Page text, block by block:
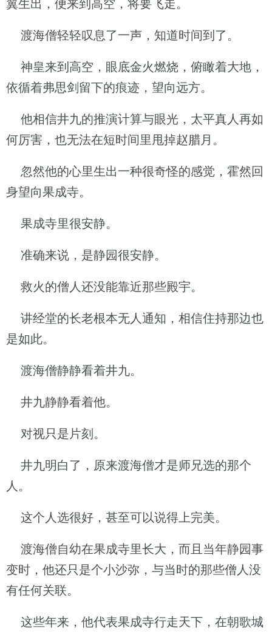
翼生出，便来到高空，将要飞走。
渡海僧轻轻叹息了一声，知道时间到了。
神皇来到高空，眼底金火燃烧，俯瞰着大地，
依循着弗思剑留下的痕迹，望向远方。
他相信井九的推演计算与眼光，太平真人再如
何厉害，也无法在短时间里甩掉赵腊月。
忽然他的心里生出一种很奇怪的感觉，霍然回
身望向果成寺。
果成寺里很安静。
准确来说，是静园很安静。
救火的僧人还没能靠近那些殿宇。
讲经堂的长老根本无人通知，相信住持那边也
是如此。
渡海僧静静看着井九。
井九静静看着他。
对视只是片刻。
井九明白了，原来渡海僧才是师兄选的那个
人。
这个人选很好，甚至可以说得上完美。
渡海僧自幼在果成寺里长大，而且当年静园事
变时，他还只是个小沙弥，与当时的那些僧人没
有任何关联。
这些年来，他代表果成寺行走天下，在朝歌城